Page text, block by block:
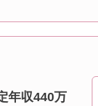
年収440万